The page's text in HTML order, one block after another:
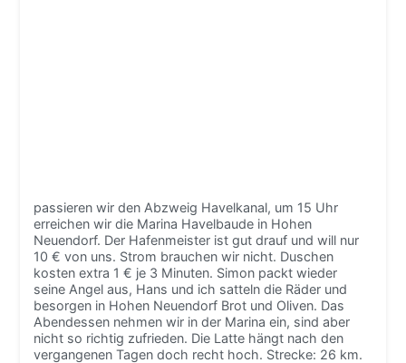
passieren wir den Abzweig Havelkanal, um 15 Uhr
erreichen wir die Marina Havelbaude in Hohen
Neuendorf. Der Hafenmeister ist gut drauf und will nur
10 € von uns. Strom brauchen wir nicht. Duschen
kosten extra 1 € je 3 Minuten. Simon packt wieder
seine Angel aus, Hans und ich satteln die Räder und
besorgen in Hohen Neuendorf Brot und Oliven. Das
Abendessen nehmen wir in der Marina ein, sind aber
nicht so richtig zufrieden. Die Latte hängt nach den
vergangenen Tagen doch recht hoch. Strecke: 26 km.